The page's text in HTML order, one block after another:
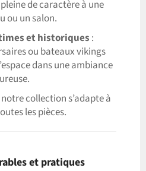
de caractère à une
ou un salon.
et historiques :
ou bateaux vikings
dans une ambiance
collection s’adapte à
les pièces.
et pratiques